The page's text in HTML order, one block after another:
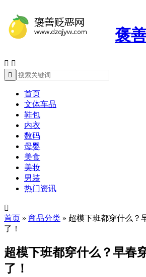
褒
 

首页
文体车品
鞋包
内衣
数码
母婴
美食
美妆
男装
热门资讯

首页 » 商品分类 » 超模下班都穿什么？
了！
超模下班都穿什么？早春
了！